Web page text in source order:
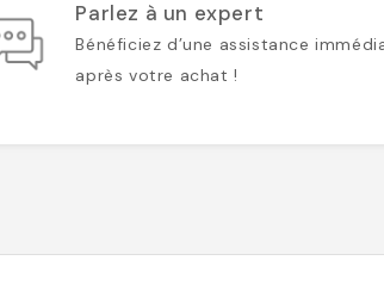
Parlez à un expert
Bénéficiez d’une assistance
après votre achat !